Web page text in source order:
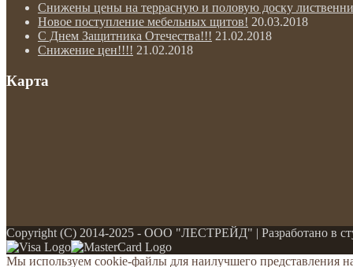
Снижены цены на террасную и половую доску
Новое поступление мебельных щитов! 20.03.2018
С Днем Защитника Отечества!!! 21.02.2018
Снижение цен!!!! 21.02.2018
Карта
Copyright (С) 2014-2025 - ООО "ЛЕСТРЕЙД" | Разработано в
Мы используем cookie-файлы для наилучшего представления